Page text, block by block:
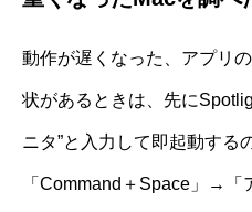
動作が遅くなった、アプリ
状があるときは、先に
ニタ”と入力して即起動する
「Command＋Space」→「